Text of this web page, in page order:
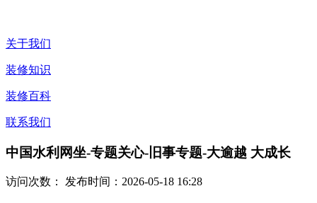
关于我们
装修知识
装修百科
联系我们
中国水利网坐-专题关心-旧事专题-大逾越 大成长
访问次数： 发布时间：2026-05-18 16:28